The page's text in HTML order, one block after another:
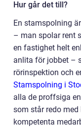
Hur går det till?
En stamspolning
– man spolar rent
en fastighet helt
anlita för jobbet –
rörinspektion och
Stamspolning i
alla de proffsiga
som står redo
kompetenta